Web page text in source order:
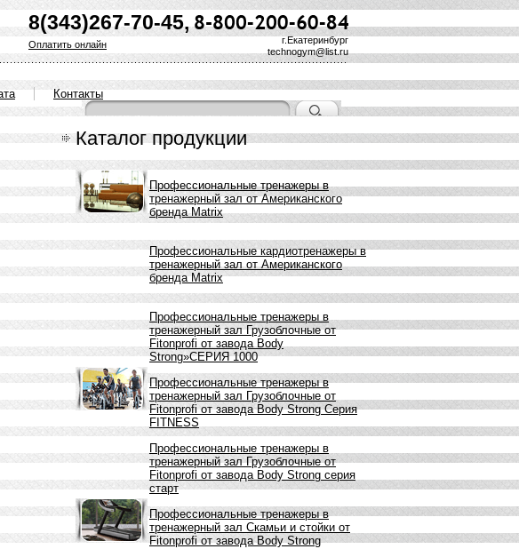
8(343)267-70-45,
г.Екатеринбург
technogym@list.ru
Оплатить онлайн
Контакты
Каталог продукции
Профессиональные тренажеры в
тренажерный зал от Американского
бренда Matrix
Профессиональные кардиотренажеры в
тренажерный зал от Американского
бренда Matrix
Профессиональные тренажеры в
тренажерный зал Грузоблочные от
Fitonprofi от завода Body
Strong»СЕРИЯ 1000
Профессиональные тренажеры в
тренажерный зал Грузоблочные от
Fitonprofi от завода Body Strong Серия
FITNESS
Профессиональные тренажеры в
тренажерный зал Грузоблочные от
Fitonprofi от завода Body Strong серия
старт
Профессиональные тренажеры в
тренажерный зал Скамьи и стойки от
Fitonprofi от завода Body Strong